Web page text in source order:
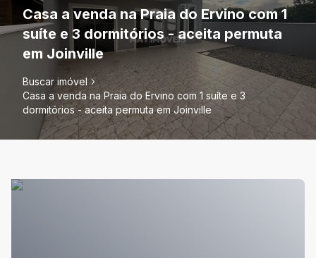
Casa a venda na Praia do Ervino com 1
suíte e 3 dormitórios - aceita permuta
em Joinville
Buscar imóvel
Casa a venda na Praia do Ervino com 1 suíte e 3
dormitórios - aceita permuta em Joinville